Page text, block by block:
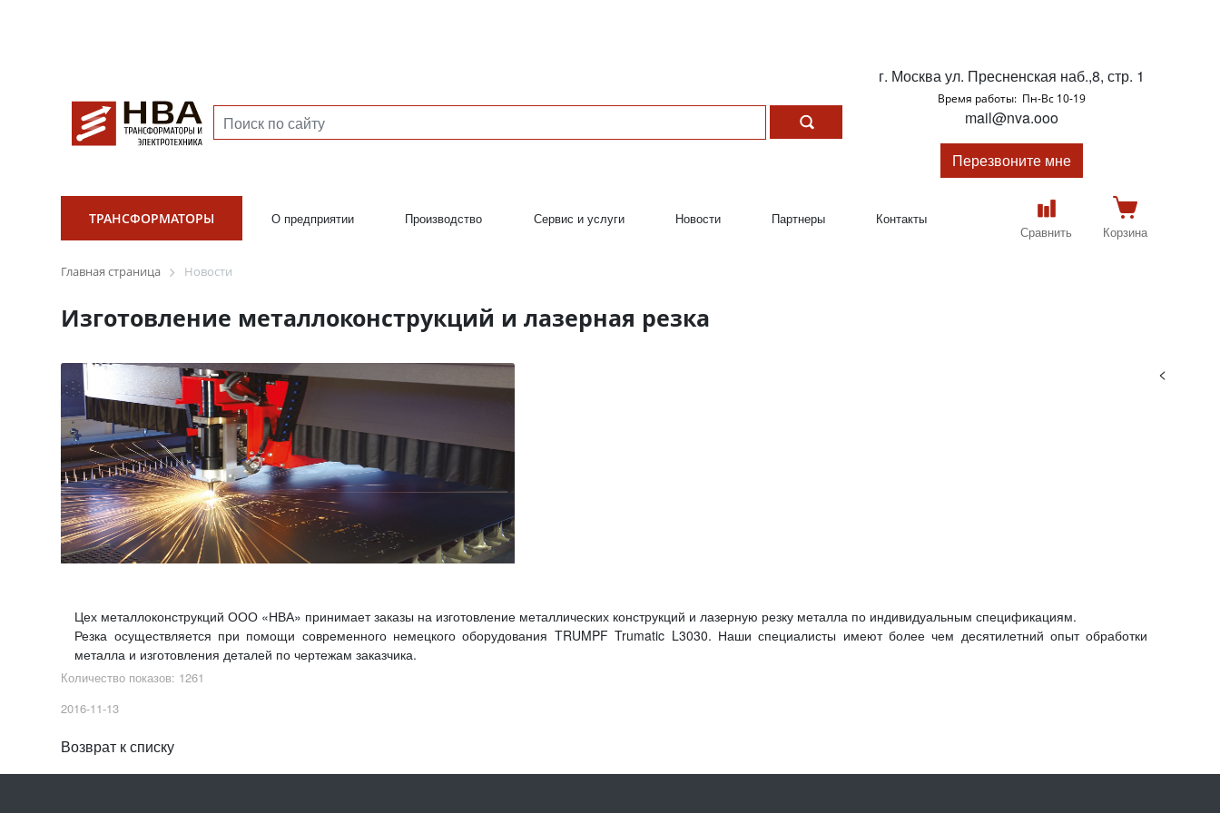
г. Москва ул. Пресненская наб.,8, стр. 1
Время работы: Пн-Вс 10-19
mail@nva.ooo
Перезвоните мне
ТРАНСФОРМАТОРЫ О предприятии Производство Сервис и услуги Новости Партнеры Контакты
Сравнить Корзина
Главная страница Новости
Изготовление металлоконструкций и лазерная резка
Цех металлоконструкций ООО «НВА» принимает заказы на изготовление металлических конструкций и лазерную резку металла по индивидуальным спецификациям.
Резка осуществляется при помощи современного немецкого оборудования TRUMPF Trumatic L3030. Наши специалисты имеют более чем десятилетний опыт обработки
металла и изготовления деталей по чертежам заказчика.
Количество показов: 1261
2016-11-13
<
Возврат к списку